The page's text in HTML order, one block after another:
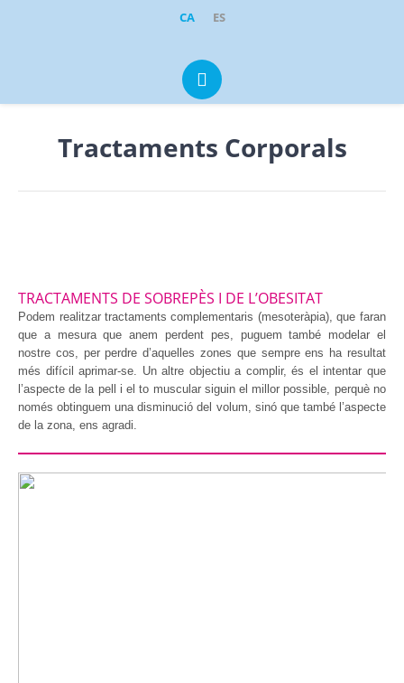
CA ES
Portugal 1, Local 1-2·08211
Tractaments Corporals
TRACTAMENTS DE SOBREPÈS I DE L’OBESITAT
Podem realitzar tractaments complementaris (mesoteràpia), que faran
que a mesura que anem perdent pes, puguem també modelar el
nostre cos, per perdre d’aquelles zones que sempre ens ha resultat
més difícil aprimar-se. Un altre objectiu a complir, és el intentar que
l’aspecte de la pell i el to muscular siguin el millor possible, perquè no
només obtinguem una disminució del volum, sinó que també l’aspecte
de la zona, ens agradi.